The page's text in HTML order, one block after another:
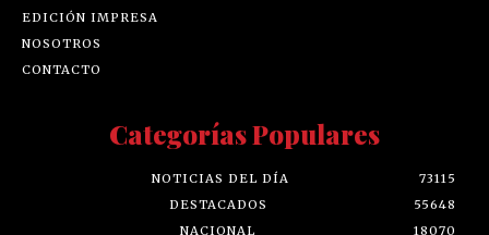
EDICIÓN IMPRESA
NOSOTROS
CONTACTO
Categorías Populares
NOTICIAS DEL DÍA
73115
DESTACADOS
55648
NACIONAL
18070